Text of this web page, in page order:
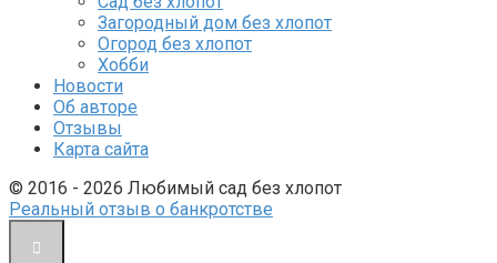
Загородный дом без хлопот
Огород без хлопот
Хобби
Новости
Об авторе
Отзывы
Карта сайта
© 2016 - 2026 Любимый сад без хлопот
Реальный отзыв о банкротстве